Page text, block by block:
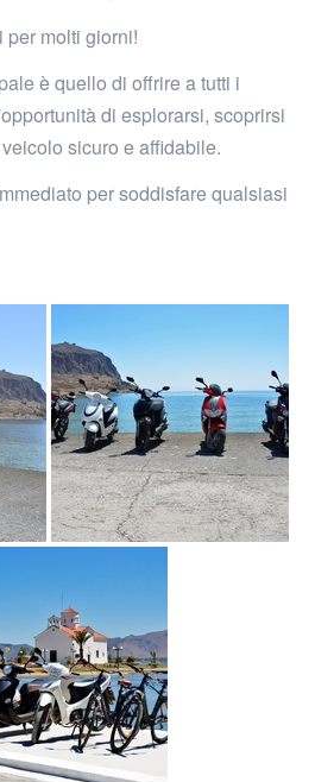
per molti giorni!
è quello di offrire a tutti i
di esplorarsi, scoprirsi
sicuro e affidabile.
per soddisfare qualsiasi